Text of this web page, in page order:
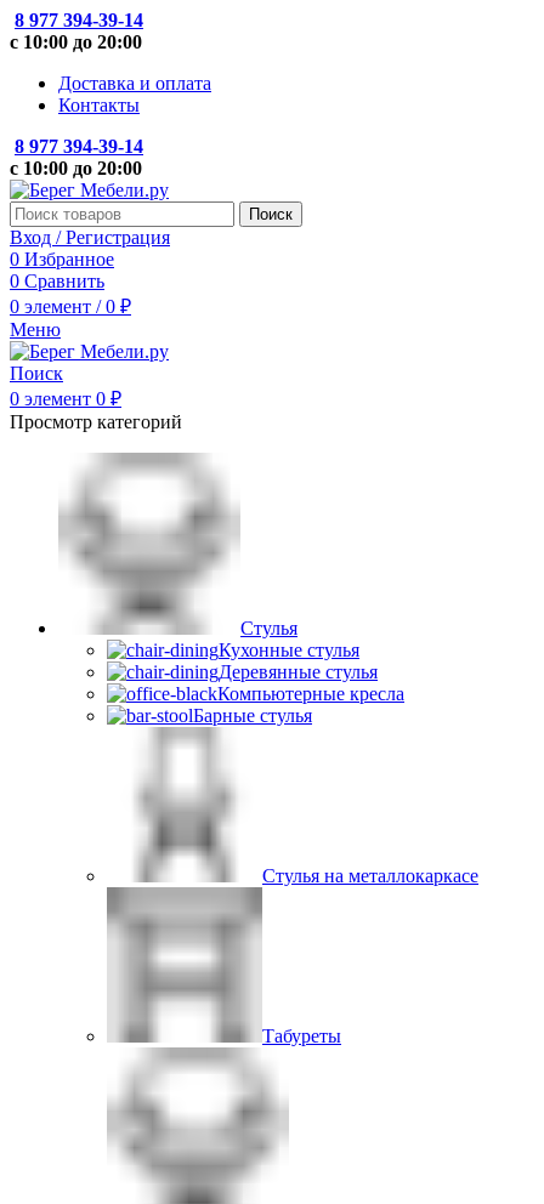
8 977 394-39-14
с 10:00 до 20:00
Доставка и оплата
Контакты
8 977 394-39-14
с 10:00 до 20:00
Поиск
Вход / Регистрация
0 Избранное
0 Сравнить
0 элемент / 0 ₽
Меню
Поиск
0 элемент 0 ₽
Просмотр категорий
Стулья
Кухонные стулья
Деревянные стулья
Компьютерные кресла
Барные стулья
Стулья на металлокаркасе
Табуреты